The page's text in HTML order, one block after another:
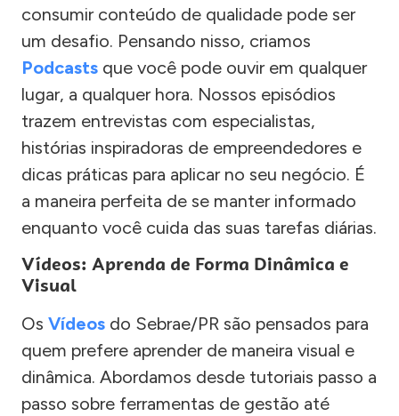
consumir conteúdo de qualidade pode ser
um desafio. Pensando nisso, criamos
Podcasts que você pode ouvir em qualquer
lugar, a qualquer hora. Nossos episódios
trazem entrevistas com especialistas,
histórias inspiradoras de empreendedores e
dicas práticas para aplicar no seu negócio. É
a maneira perfeita de se manter informado
enquanto você cuida das suas tarefas diárias.
Vídeos: Aprenda de Forma Dinâmica e
Visual
Os Vídeos do Sebrae/PR são pensados para
quem prefere aprender de maneira visual e
dinâmica. Abordamos desde tutoriais passo a
passo sobre ferramentas de gestão até